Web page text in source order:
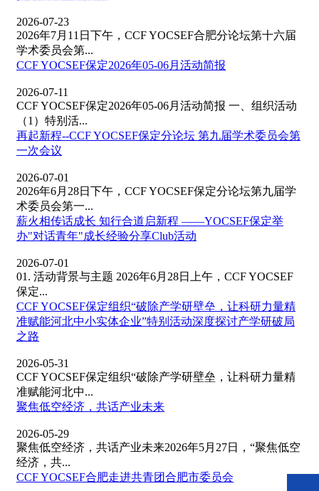
2026-07-23
2026年7月11日下午，CCF YOCSEF合肥分论坛第十六届
学术委员会第...
CCF YOCSEF保定2026年05-06月活动简报
2026-07-11
CCF YOCSEF保定2026年05-06月活动简报 一、组织活动
（1）特别活...
再起新程--CCF YOCSEF保定分论坛 第九届学术委员会第
一次会议
2026-07-01
2026年6月28日下午，CCF YOCSEF保定分论坛第九届学
术委员会第一...
薪火相传话成长 知行合道启新程 ——YOCSEF保定举
办"对话青年"成长经验分享Club活动
2026-07-01
01. 活动背景与主题 2026年6月28日上午，CCF YOCSEF
保定...
CCF YOCSEF保定组织“破除产学研壁垒，让科研力量精
准赋能河北中小实体企业”特别活动深度探讨产学研破局
之路
2026-05-31
CCF YOCSEF保定组织“破除产学研壁垒，让科研力量精
准赋能河北中...
​聚焦低空经济，共话产业未来
2026-05-29
聚焦低空经济，共话产业未来2026年5月27日，“聚焦低空
经济，共...
CCF YOCSEF合肥走进共青团合肥市委员会